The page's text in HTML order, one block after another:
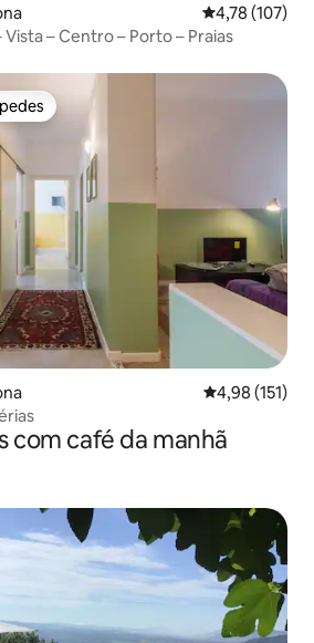
4,78 de uma
4,78 (107)
– Centro – Porto – Praias
dos hóspedes
4,98 de uma
4,98 (151)
com café da manhã